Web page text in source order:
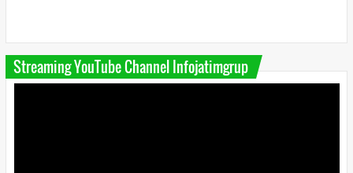
Streaming YouTube Channel Infojatimgrup